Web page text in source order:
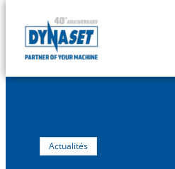
Skip
DYNASET
Actualités